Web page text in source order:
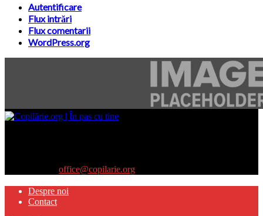
Autentificare
Flux intrări
Flux comentarii
WordPress.org
office@copilarie.org
Despre noi
Contact